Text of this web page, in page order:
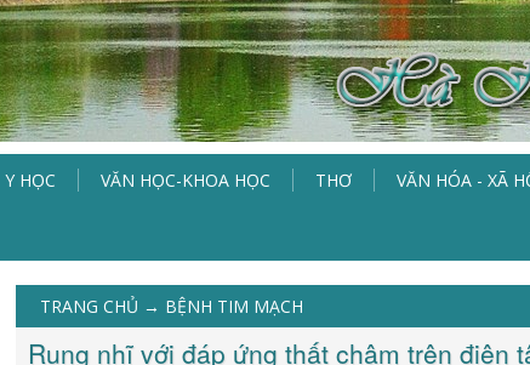
Y HỌC VĂN HỌC-KHOA HỌC THƠ VĂN HÓA - XÃ
TRANG CHỦ → BỆNH TIM MẠCH
Rung nhĩ với đáp ứng thất chậm trên điện